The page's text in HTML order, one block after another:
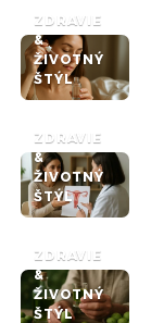
ZDRAVIE
&
ŽIVOTNÝ
ŠTÝL
ZDRAVIE
&
ŽIVOTNÝ
ŠTÝL
ZDRAVIE
&
ŽIVOTNÝ
ŠTÝL